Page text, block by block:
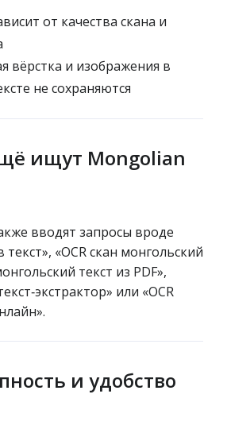
от качества скана и
вёрстка и изображения в
не сохраняются
ищут Mongolian
вводят запросы вроде
«OCR скан монгольский
текст из PDF»,
или «OCR
и удобство